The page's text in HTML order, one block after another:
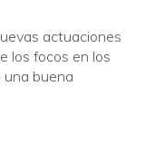
actuaciones
los focos en los
buena